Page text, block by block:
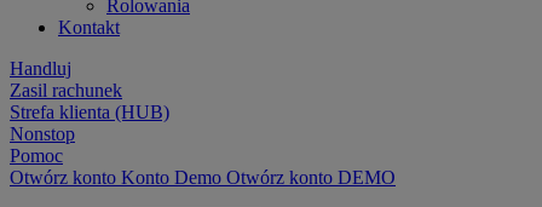
Rolowania
Kontakt
Handluj
Zasil rachunek
Strefa klienta (HUB)
Nonstop
Pomoc
Otwórz konto Konto Demo Otwórz konto DEMO